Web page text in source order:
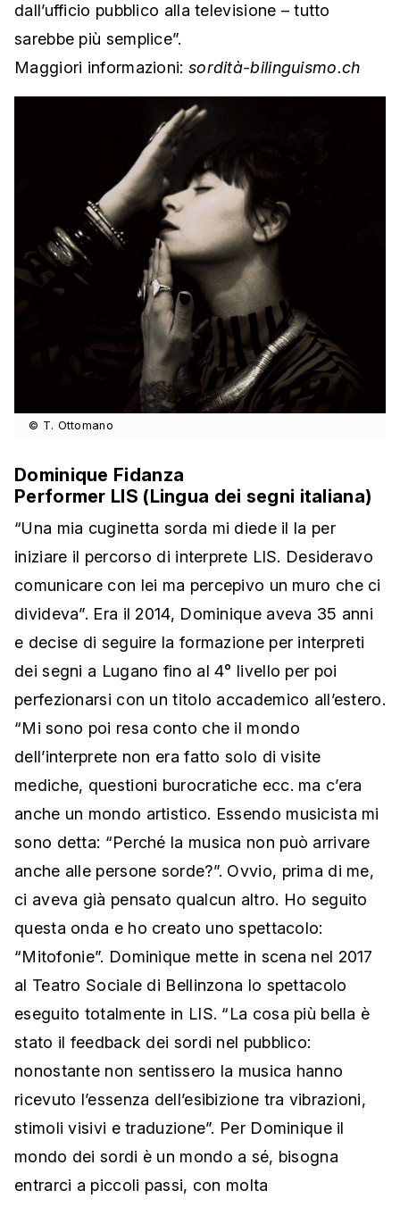
dall’ufficio pubblico alla televisione – tutto
sarebbe più semplice”.
Maggiori informazioni: sordità-bilinguismo.ch
© T. Ottomano
Dominique Fidanza
Performer LIS (Lingua dei segni italiana)
“Una mia cuginetta sorda mi diede il la per
iniziare il percorso di interprete LIS. Desideravo
comunicare con lei ma percepivo un muro che ci
divideva”. Era il 2014, Dominique aveva 35 anni
e decise di seguire la formazione per interpreti
dei segni a Lugano fino al 4° livello per poi
perfezionarsi con un titolo accademico all’estero.
“Mi sono poi resa conto che il mondo
dell’interprete non era fatto solo di visite
mediche, questioni burocratiche ecc. ma c’era
anche un mondo artistico. Essendo musicista mi
sono detta: “Perché la musica non può arrivare
anche alle persone sorde?”. Ovvio, prima di me,
ci aveva già pensato qualcun altro. Ho seguito
questa onda e ho creato uno spettacolo:
“Mitofonie”. Dominique mette in scena nel 2017
al Teatro Sociale di Bellinzona lo spettacolo
eseguito totalmente in LIS. “La cosa più bella è
stato il feedback dei sordi nel pubblico:
nonostante non sentissero la musica hanno
ricevuto l’essenza dell’esibizione tra vibrazioni,
stimoli visivi e traduzione”. Per Dominique il
mondo dei sordi è un mondo a sé, bisogna
entrarci a piccoli passi, con molta